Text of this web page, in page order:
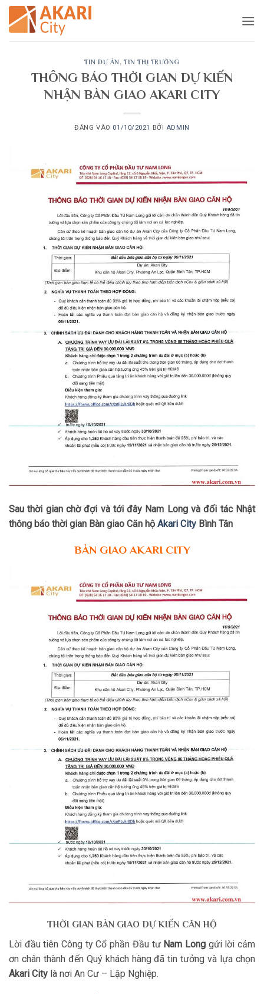
Bỏ
qua
nội
TIN DỰ ÁN ,TIN THỊ TRƯỜNG
THÔNG BÁO THỜI GIAN DỰ KIẾN
NHẬN BÀN GIAO AKARI CITY
ĐĂNG VÀO 01/10/2021 BỞI ADMIN
Sau thời gian chờ đợi và tới đây Nam Long và đối tác Nhật
thông báo thời gian Bàn giao Căn hộ Akari City Bình Tân
BÀN GIAO AKARI CITY
THỜI GIAN BÀN GIAO DỰ KIẾN CĂN HỘ
Lời đầu tiên Công ty Cổ phần Đầu tư Nam Longgửi lời cảm
ơn chân thành đến Quý khách hàng đã tin tưởng và lựa chọn
Akari City là nơi An Cư – Lập Nghiệp.